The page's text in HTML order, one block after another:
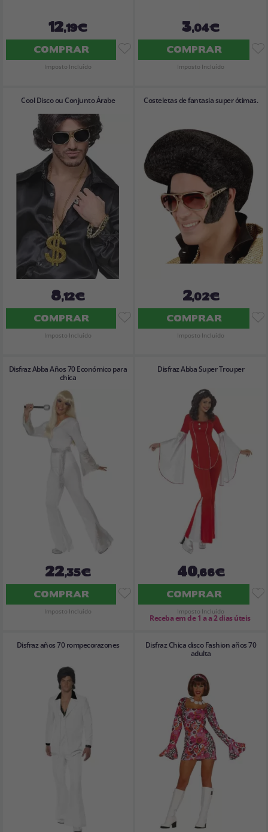
12,19€
COMPRAR
Imposto Incluído
3,04€
COMPRAR
Imposto Incluído
Cool Disco ou Conjunto Árabe
8,12€
COMPRAR
Imposto Incluído
Costeletas de fantasia super ótimas.
2,02€
COMPRAR
Imposto Incluído
Disfraz Abba Años 70 Económico para
chica
22,35€
COMPRAR
Imposto Incluído
Disfraz Abba Super Trouper
40,66€
COMPRAR
Imposto Incluído
Receba em de 1 a a 2 dias úteis
Disfraz años 70 rompecorazones
Disfraz Chica disco Fashion años 70
adulta